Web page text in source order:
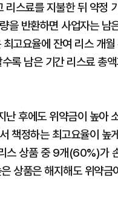
스료를 지불한 뒤 약정
을 반환하면 사업자는 남
고요율에 잔여 리스 개
록 남은 기간 리스료 총
후에도 위약금이 높아
책정하는 최고요율이 높
스 상품 중 9개(60%)가
상품은 해지해도 위약금